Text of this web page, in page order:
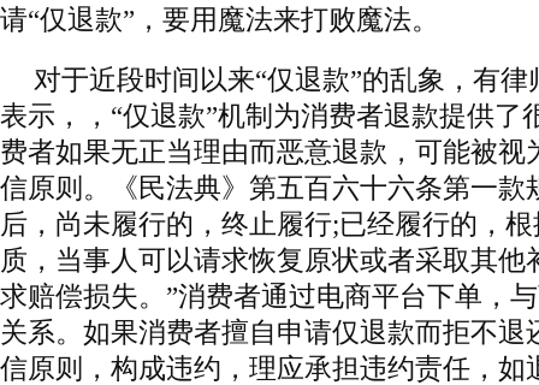
请“仅退款”，要用魔法来打败魔法。
对于近段时间以来“仅退款”的乱象，有
表示，，“仅退款”机制为消费者退款提供了
费者如果无正当理由而恶意退款，可能被视
信原则。《民法典》第五百六十六条第一款
后，尚未履行的，终止履行;已经履行的，
质，当事人可以请求恢复原状或者采取其他
求赔偿损失。”消费者通过电商平台下单，
关系。如果消费者擅自申请仅退款而拒不退
信原则，构成违约，理应承担违约责任，如